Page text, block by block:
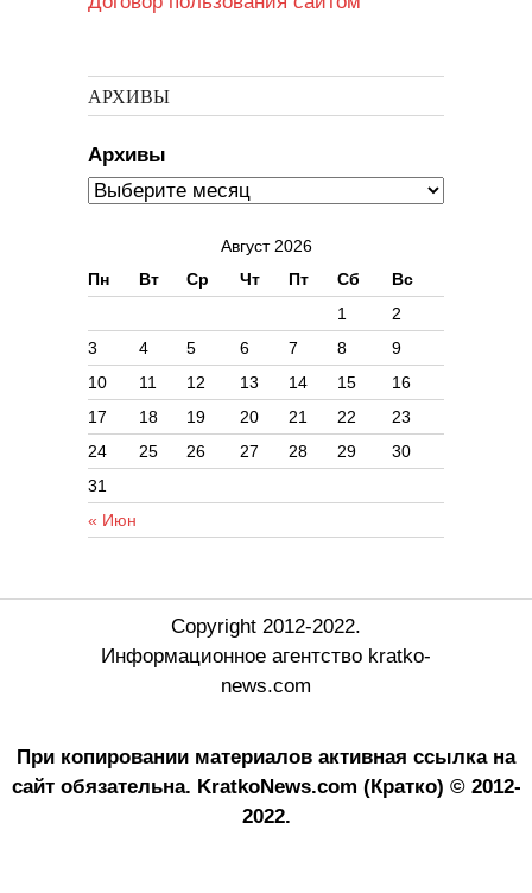
АРХИВЫ
Архивы
Август 2026
Пн
Вт Ср Чт Пт Сб Вс
« Июн
1
2
3
4 5 6 7 8
9
10
11 12 13 14 15
16
17
18 19 20 21 22
23
24
25 26 27 28 29
30
31
Copyright 2012-2022.
Информационное агентство kratko-
news.com
При копировании материалов активная ссылка на
сайт обязательна. KratkoNews.com (Кратко) © 2012-
2022.